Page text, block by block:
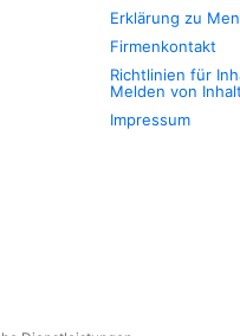
Erklärung zu
Firmenkontakt
Richtlinien für
Melden von
Impressum